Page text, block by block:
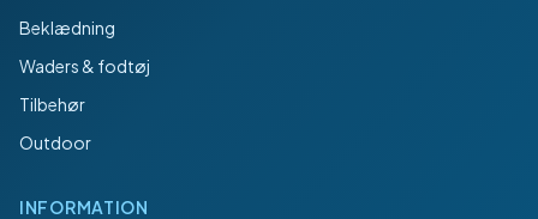
Beklædning
Waders & fodtøj
Tilbehør
Outdoor
INFORMATION